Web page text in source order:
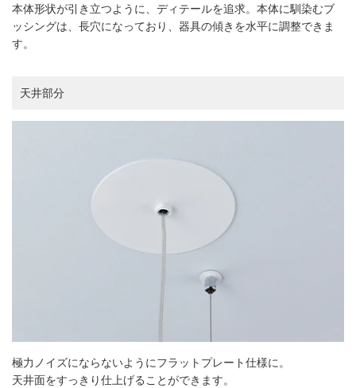
本体形状が引き立つように、ディテールを追求。本体に馴染むブ
ッシングは、長穴になっており、器具の傾きを水平に調整できま
す。
天井部分
極力ノイズにならないようにフラットプレート仕様に。
天井面をすっきり仕上げることができます。